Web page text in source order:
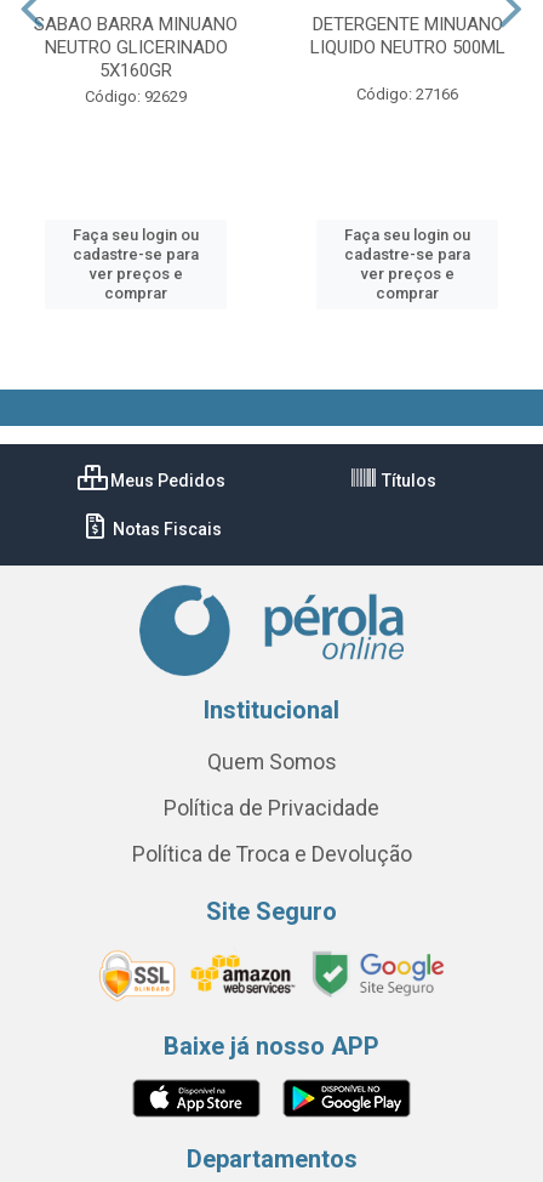
SABAO BARRA MINUANO
NEUTRO GLICERINADO
5X160GR
Código: 92629
Faça seu login ou
cadastre-se para
ver preços e
comprar
DETERGENTE MINUANO
LIQUIDO NEUTRO 500ML
Código: 27166
Faça seu login ou
cadastre-se para
ver preços e
comprar
Meus Pedidos Títulos
Notas Fiscais
Institucional
Quem Somos
Política de Privacidade
Política de Troca e Devolução
Site Seguro
Baixe já nosso APP
Departamentos